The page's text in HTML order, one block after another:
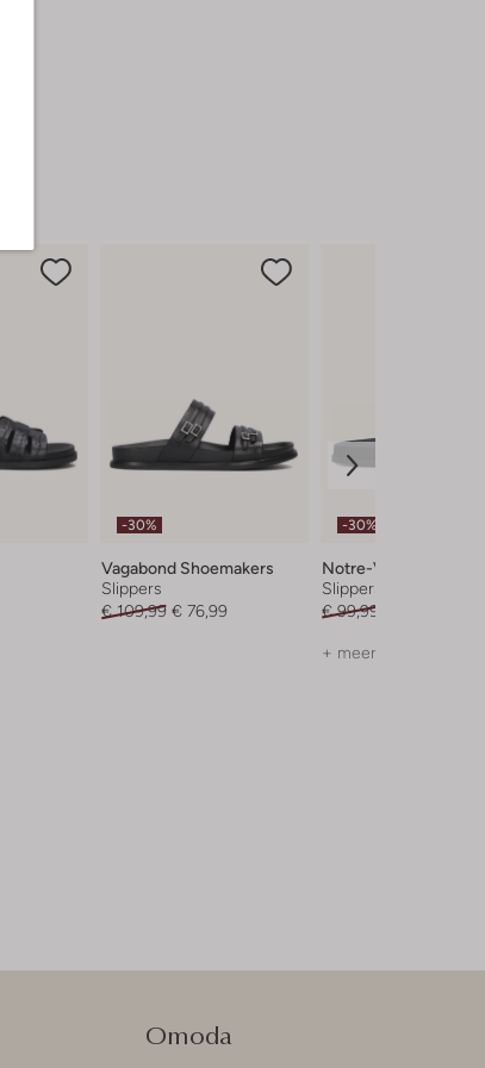
-30%
Vagabond Shoemakers
Slippers
€ 109,99 € 76,99
-30%
Notre-V
Slippers
€ 99,99
+ meer kleuren
Omoda